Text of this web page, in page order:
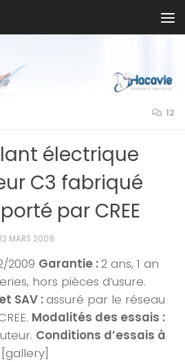
12
électrique
C3 fabriqué
par CREE
12 MARS 2009
2009 Garantie :2 ans, 1 an
hors pièces d’usure.
SAV :assuré par le réseau
Modalités des essais :
Conditions d’essais à